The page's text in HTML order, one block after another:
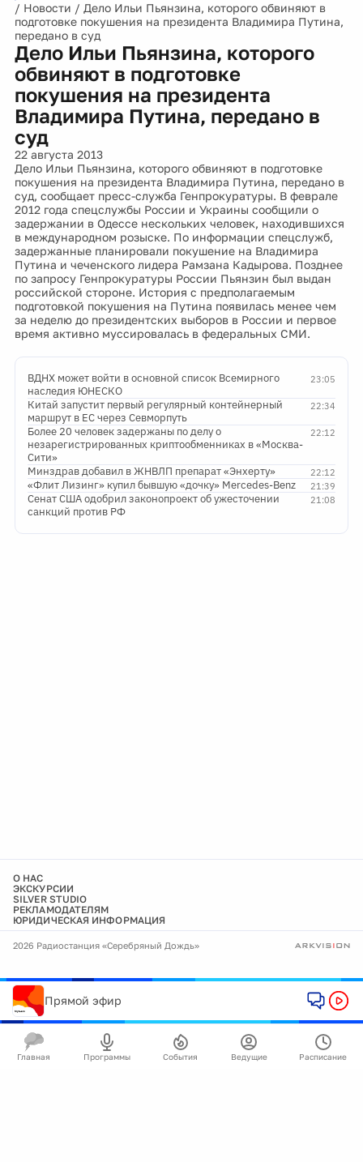
/ Новости / Дело Ильи Пьянзина, которого обвиняют в
подготовке покушения на президента Владимира Путина,
передано в суд
Дело Ильи Пьянзина, которого
обвиняют в подготовке
покушения на президента
Владимира Путина, передано в
суд
22 августа 2013
Дело Ильи Пьянзина, которого обвиняют в подготовке
покушения на президента Владимира Путина, передано в
суд, сообщает пресс-служба Генпрокуратуры. В феврале
2012 года спецслужбы России и Украины сообщили о
задержании в Одессе нескольких человек, находившихся
в международном розыске. По информации спецслужб,
задержанные планировали покушение на Владимира
Путина и чеченского лидера Рамзана Кадырова. Позднее
по запросу Генпрокуратуры России Пьянзин был выдан
российской стороне. История с предполагаемым
подготовкой покушения на Путина появилась менее чем
за неделю до президентских выборов в России и первое
время активно муссировалась в федеральных СМИ.
23:05
ВДНХ может войти в основной список Всемирного
наследия ЮНЕСКО
22:34
Китай запустит первый регулярный контейнерный
маршрут в ЕС через Севморпуть
22:12
Более 20 человек задержаны по делу о
незарегистрированных криптообменниках в «Москва-
Сити»
22:12
Минздрав добавил в ЖНВЛП препарат «Энхерту»
21:39
«Флит Лизинг» купил бывшую «дочку» Mercedes-Benz
21:08
Сенат США одобрил законопроект об ужесточении
санкций против РФ
О НАС
ЭКСКУРСИИ
SILVER STUDIO
РЕКЛАМОДАТЕЛЯМ
ЮРИДИЧЕСКАЯ ИНФОРМАЦИЯ
2026 Радиостанция «Серебряный Дождь»
Прямой эфир
Главная Программы События Ведущие Расписание